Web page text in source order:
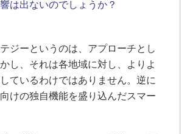
は出ないのでしょうか？
ジーというのは、アプローチとし
し、それは各地域に対し、よりよ
ているわけではありません。逆に
けの独自機能を盛り込んだスマー